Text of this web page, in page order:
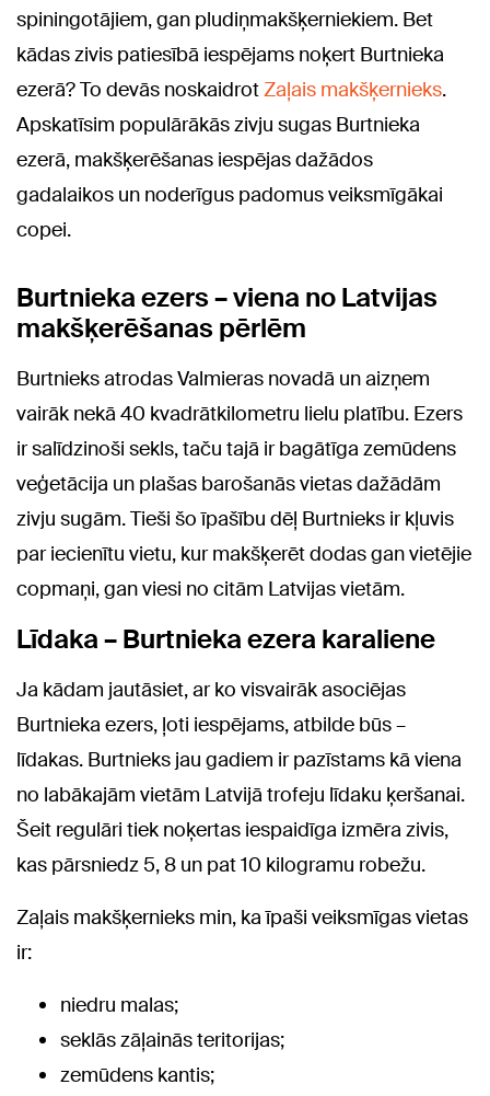
spiningotājiem, gan pludiņmakšķerniekiem. Bet
kādas zivis patiesībā iespējams noķert Burtnieka
ezerā? To devās noskaidrotZaļais makšķernieks.
Apskatīsim populārākās zivju sugas Burtnieka
ezerā, makšķerēšanas iespējas dažādos
gadalaikos un noderīgus padomus veiksmīgākai
copei.
Burtnieka ezers – viena no Latvijas
makšķerēšanas pērlēm
Burtnieks atrodas Valmieras novadā un aizņem
vairāk nekā 40 kvadrātkilometru lielu platību. Ezers
ir salīdzinoši sekls, taču tajā ir bagātīga zemūdens
veģetācija un plašas barošanās vietas dažādām
zivju sugām. Tieši šo īpašību dēļ Burtnieks ir kļuvis
par iecienītu vietu, kur makšķerēt dodas gan vietējie
copmaņi, gan viesi no citām Latvijas vietām.
Līdaka – Burtnieka ezera karaliene
Ja kādam jautāsiet, ar ko visvairāk asociējas
Burtnieka ezers, ļoti iespējams, atbilde būs –
līdakas. Burtnieks jau gadiem ir pazīstams kā viena
no labākajām vietām Latvijā trofeju līdaku ķeršanai.
Šeit regulāri tiek noķertas iespaidīga izmēra zivis,
kas pārsniedz 5, 8 un pat 10 kilogramu robežu.
Zaļais makšķernieks min, ka īpaši veiksmīgas vietas
ir:
niedru malas;
seklās zāļainās teritorijas;
zemūdens kantis;